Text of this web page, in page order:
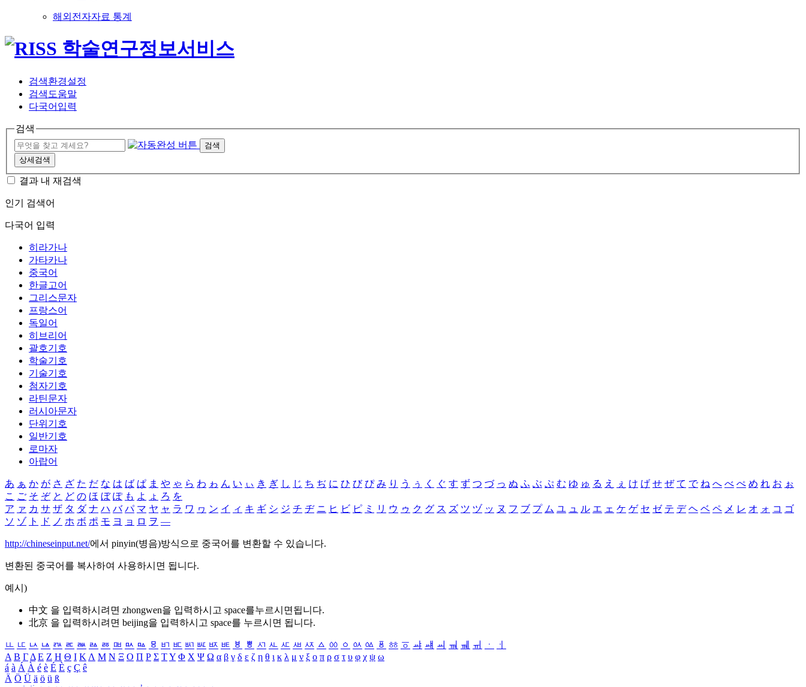
해외전자자료 통계
검색환경설정
검색도움말
다국어입력
검색
검색
상세검색
결과 내 재검색
인기 검색어
다국어 입력
히라가나
가타카나
중국어
한글고어
그리스문자
프랑스어
독일어
히브리어
괄호기호
학술기호
기술기호
첨자기호
라틴문자
러시아문자
단위기호
일반기호
로마자
아랍어
あ ぁ か が さ ざ た だ な は ば ぱ ま や ゃ ら わ ゎ ん い ぃ き ぎ し じ ち ぢ に ひ び ぴ み り う ぅ く ぐ す ず つ づ っ ぬ ふ ぶ ぷ む ゆ ゅ る え ぇ け げ せ ぜ て で ね へ べ ぺ め れ お ぉ
こ ご そ ぞ と ど の ほ ぼ ぽ も よ ょ ろ を
ア ァ カ サ ザ タ ダ ナ ハ バ パ マ ヤ ャ ラ ワ ヮ ン イ ィ キ ギ シ ジ チ ヂ ニ ヒ ビ ピ ミ リ ウ ゥ ク グ ス ズ ツ ヅ ッ ヌ フ ブ プ ム ユ ュ ル エ ェ ケ ゲ セ ゼ テ デ ヘ ベ ペ メ レ オ ォ コ ゴ
ソ ゾ ト ド ノ ホ ボ ポ モ ヨ ョ ロ ヲ ―
http://chineseinput.net/에서 pinyin(병음)방식으로 중국어를 변환할 수 있습니다.
변환된 중국어를 복사하여 사용하시면 됩니다.
예시)
中文 을 입력하시려면 zhongwen을 입력하시고 space를누르시면됩니다.
北京 을 입력하시려면 beijing을 입력하시고 space를 누르시면 됩니다.
ㅥ ㅦ ㅧ ㅨ ㅩ ㅪ ㅫ ㅬ ㅭ ㅮ ㅯ ㅰ ㅱ ㅲ ㅳ ㅴ ㅵ ㅶ ㅷ ㅸ ㅹ ㅺ ㅻ ㅼ ㅽ ㅾ ㅿ ㆀ ㆁ ㆂ ㆃ ㆄ ㆅ ㆆ ㆇ ㆈ ㆉ ㆊ ㆋ ㆌ ㆍ
ㆎ
Α Β ΓΔ Ε Ζ Η Θ Ι ΚΛ Μ Ν Ξ Ο Π Ρ Σ ΤΥ Φ Χ Ψ Ω α β γ δ ε ζ η θ ι κ λ μ ν ξ ο π ρ σ τ υ φ χ ψ ω
á à Á À é è É È ç Ç ê
Ä Ö Ü ä ö ü ß